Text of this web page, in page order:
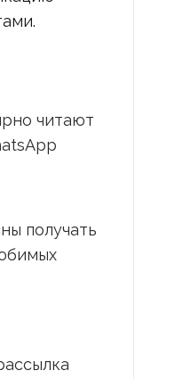
читают
получать